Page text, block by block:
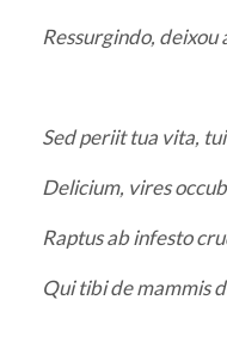
Ressurgindo, deixou
Sed periit tua vita,
Delicium, vires
Raptus ab infesto
Qui tibi de mammis